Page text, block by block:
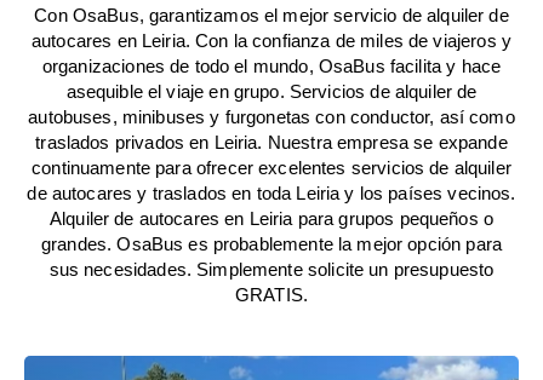
Con OsaBus, garantizamos el mejor servicio de alquiler de
autocares en Leiria. Con la confianza de miles de viajeros y
organizaciones de todo el mundo, OsaBus facilita y hace
asequible el viaje en grupo. Servicios de alquiler de
autobuses, minibuses y furgonetas con conductor, así como
traslados privados en Leiria. Nuestra empresa se expande
continuamente para ofrecer excelentes servicios de alquiler
de autocares y traslados en toda Leiria y los países vecinos.
Alquiler de autocares en Leiria para grupos pequeños o
grandes. OsaBus es probablemente la mejor opción para
sus necesidades. Simplemente solicite un presupuesto
GRATIS.